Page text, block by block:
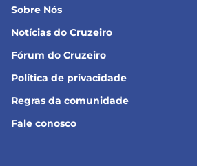
Sobre Nós
Notícias do Cruzeiro
Fórum do Cruzeiro
Política de privacidade
Regras da comunidade
Fale conosco